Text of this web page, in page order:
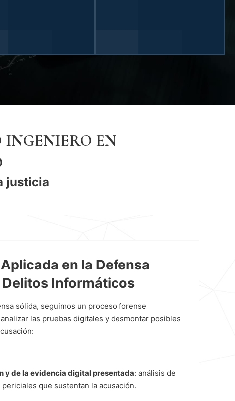
INGENIERO EN
justicia
en la Defensa
Informáticos
sólida, seguimos un proceso forense
las pruebas digitales y desmontar posibles
y de la evidencia digital presentada: análisis de
que sustentan la acusación.